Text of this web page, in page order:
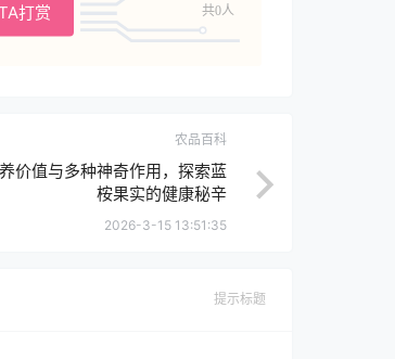
打赏 共0人
农品百科
价值与多种神奇作用，探索蓝
桉果实的健康秘辛
2026-3-15 13:51:35
提示标题